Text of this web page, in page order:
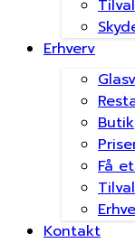
Erhverv
Butik
Få
Kontakt